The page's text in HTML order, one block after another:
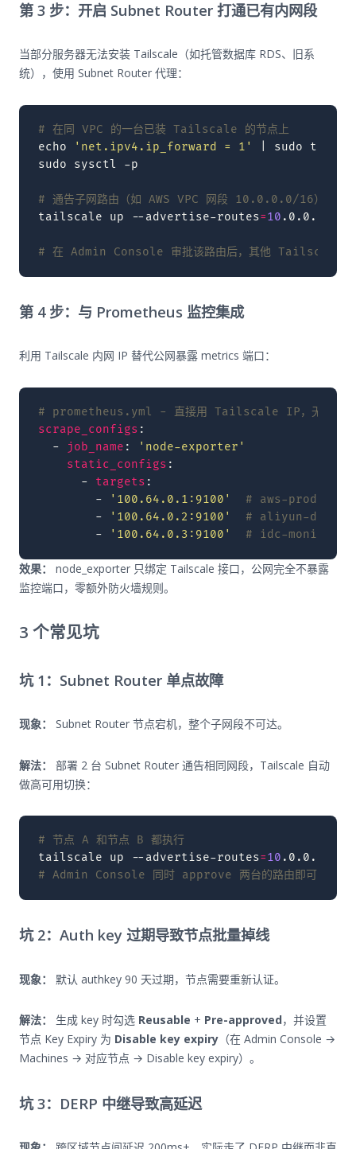
第 3 步：开启 Subnet Router 打通已有内网段
当部分服务器无法安装 Tailscale（如托管数据库 RDS、旧系
统），使用 Subnet Router 代理：
# 在同 VPC 的一台已装 Tailscale 的节点上
echo
'net.ipv4.ip_forward = 1' sudo tee
sudo
sysctl -p
# 通告子网路由（如 AWS VPC 网段 10.0.0.0/16）
tailscale
up --advertise-routes=10 .0.0.0/16
# 在 Admin Console 审批该路由后，其他 Tailscale
第 4 步：与 Prometheus 监控集成
利用 Tailscale 内网 IP 替代公网暴露 metrics 端口：
# prometheus.yml - 直接用 Tailscale IP，无需公网
scrape_configs :
-
job_name :
'node-exporter'
static_configs :
-
targets :
-
'100.64.0.1:9100'
# aws-prod-
-
'100.64.0.2:9100'
# aliyun-db01
-
'100.64.0.3:9100' # idc-monitor01
效果：
node_exporter 只绑定 Tailscale 接口，公网完全不暴露
监控端口，零额外防火墙规则。
3 个常见坑
坑 1：Subnet Router 单点故障
现象： Subnet Router 节点宕机，整个子网段不可达。
解法：
部署 2 台 Subnet Router 通告相同网段，Tailscale 自动
做高可用切换：
# 节点 A 和节点 B 都执行
tailscale
up --advertise-routes=10
# Admin Console 同时 approve 两台的路由即可
坑 2：Auth key 过期导致节点批量掉线
现象： 默认 authkey 90 天过期，节点需要重新认证。
解法： 生成 key 时勾选 Reusable + Pre-approved，并设置
节点 Key Expiry 为 Disable key expiry （在 Admin Console →
Machines → 对应节点 → Disable key expiry）。
坑 3：DERP 中继导致高延迟